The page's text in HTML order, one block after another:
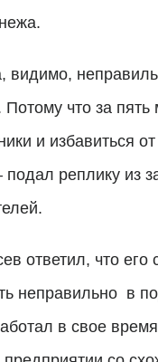
видимо,
что за пять
и избавиться
подал реплику из
ответил, что его
неправильно в
в свое